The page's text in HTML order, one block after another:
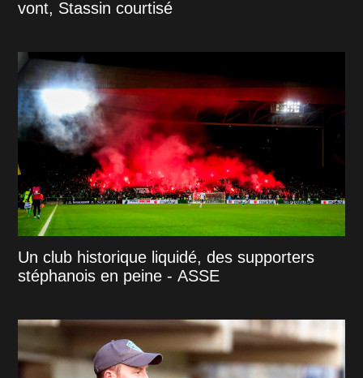
vont, Stassin courtisé
Un club historique liquidé, des supporters
stéphanois en peine - ASSE